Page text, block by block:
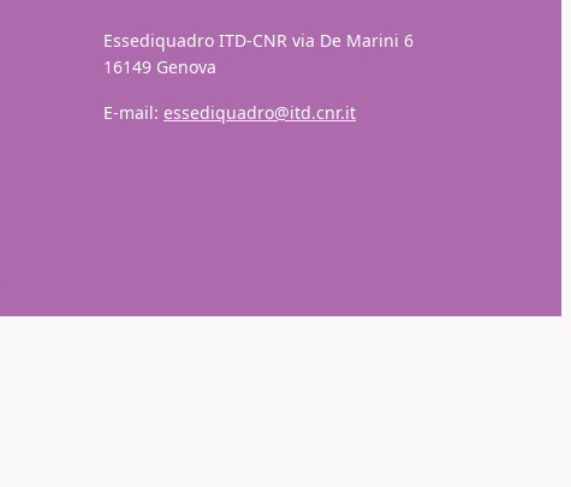
Essediquadro ITD-CNR via De Marini 6
16149 Genova
E-mail: essediquadro@itd.cnr.it